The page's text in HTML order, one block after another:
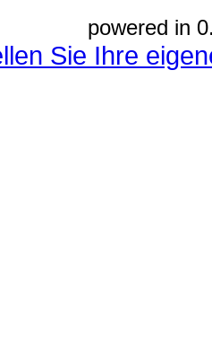
powered in
Sie Ihre